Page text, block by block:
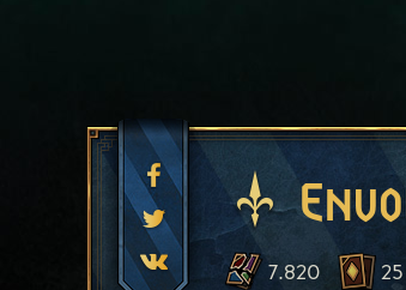
7.820 25